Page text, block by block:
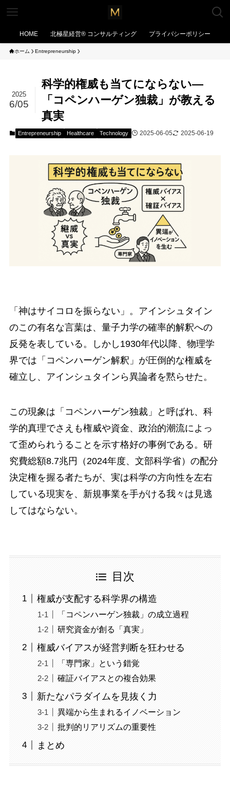
HOME 北極星経営®︎ コンサルティング プライバシーポリシー
ホーム Entrepreneurship
科学的権威も当てにならない—
「コペンハーゲン独裁」が教える
真実
2025
6/05
Entrepreneurship Healthcare Technology 2025-06-05 2025-06-19
「神はサイコロを振らない」。アインシュタイン
のこの有名な言葉は、量子力学の確率的解釈への
反発を表している。しかし1930年代以降、物理学
界では「コペンハーゲン解釈」が圧倒的な権威を
確立し、アインシュタインら異論者を黙らせた。
この現象は「コペンハーゲン独裁」と呼ばれ、科
学的真理でさえも権威や資金、政治的潮流によっ
て歪められうることを示す格好の事例である。研
究費総額8.7兆円（2024年度、文部科学省）の配分
決定権を握る者たちが、実は科学の方向性を左右
している現実を、新規事業を手がける我々は見逃
してはならない。
目次
権威が支配する科学界の構造
「コペンハーゲン独裁」の成立過程
研究資金が創る「真実」
権威バイアスが経営判断を狂わせる
「専門家」という錯覚
確証バイアスとの複合効果
新たなパラダイムを見抜く力
異端から生まれるイノベーション
批判的リアリズムの重要性
まとめ